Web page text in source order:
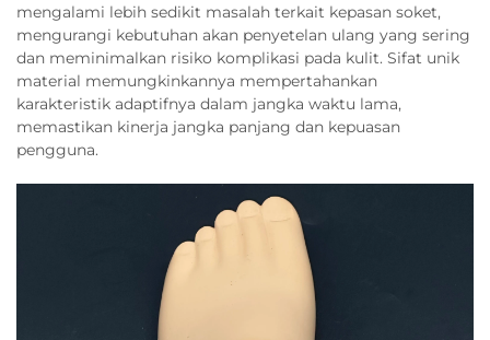
mengalami lebih sedikit masalah terkait kepasan soket,
mengurangi kebutuhan akan penyetelan ulang yang sering
dan meminimalkan risiko komplikasi pada kulit. Sifat unik
material memungkinkannya mempertahankan
karakteristik adaptifnya dalam jangka waktu lama,
memastikan kinerja jangka panjang dan kepuasan
pengguna.